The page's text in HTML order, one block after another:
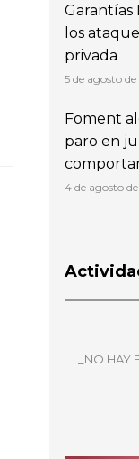
Garantías
los
privada
5 de agosto
Foment
paro en
4 de agosto
_NO HAY